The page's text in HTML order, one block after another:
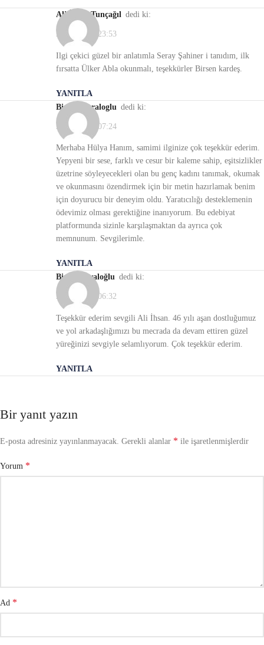
Ali İhsan Tunçağıl dedi ki:
21/11/2021, 23:53
Ilgi çekici güzel bir anlatımla Seray Şahiner i tanıdım, ilk
fırsatta Ülker Abla okunmalı, teşekkürler Birsen kardeş.
YANITLA
Birsen Karaloglu dedi ki:
22/11/2021, 07:24
Merhaba Hülya Hanım, samimi ilginize çok teşekkür ederim.
Yepyeni bir sese, farklı ve cesur bir kaleme sahip, eşitsizlikler
üzetrine söyleyecekleri olan bu genç kadını tanımak, okumak
ve okunmasını özendirmek için bir metin hazırlamak benim
için doyurucu bir deneyim oldu. Yaratıcılığı desteklemenin
ödevimiz olması gerektiğine inanıyorum. Bu edebiyat
platformunda sizinle karşılaşmaktan da ayrıca çok
memnunum. Sevgilerimle.
YANITLA
Birsen karaloğlu dedi ki:
23/11/2021, 06:32
Teşekkür ederim sevgili Ali İhsan. 46 yılı aşan dostluğumuz
ve yol arkadaşlığımızı bu mecrada da devam ettiren güzel
yüreğinizi sevgiyle selamlıyorum. Çok teşekkür ederim.
YANITLA
Bir yanıt yazın
E-posta adresiniz yayınlanmayacak. Gerekli alanlar * ile işaretlenmişlerdir
Yorum *
Ad *